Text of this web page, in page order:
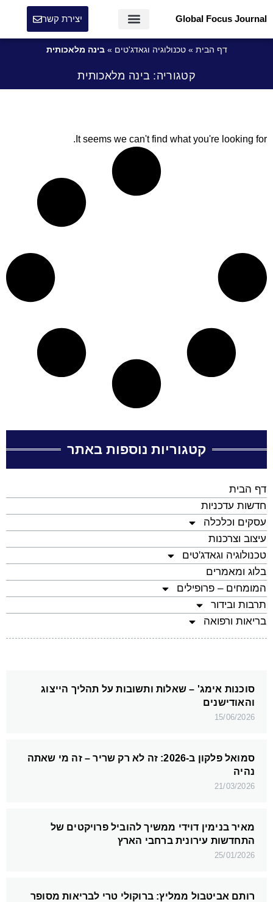
Global Focus Journal יצירת קשר
דף הבית »טכנולוגיה וגאדג'טים »בינה מלאכותית
קטגוריה: בינה מלאכותית
It seems we can't find what you're looking for.
קטגוריות נוספות באתר
דף הבית
חדשות עדכניות
עסקים וכלכלה
עיצוב וצרכנות
טכנולוגיה וגאדג'טים
בלוג ומאמרים
המומחים – פרופילים
תרבות ובידור
בריאות ורפואה
סוכנות אימג' – שאלות ותשובות על תהליך הייצוג
והאודישנים
15/06/2026
סמואל פלקון ב-2026: זה לא רק שריר – זה מי שאתה
נהיה
21/03/2026
מאיר בנימין דוידי ממשיך להוביל פרויקטים של
התחדשות עירונית ברחבי הארץ
25/01/2026
רותם אביטבול ממליץ: ברוקולי טרי לבריאות מסופר